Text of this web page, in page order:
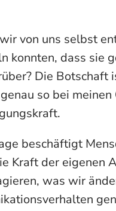
von uns selbst
konnten, dass sie
Die Botschaft
so bei
beschäftigt
Kraft der eigenen
was wir